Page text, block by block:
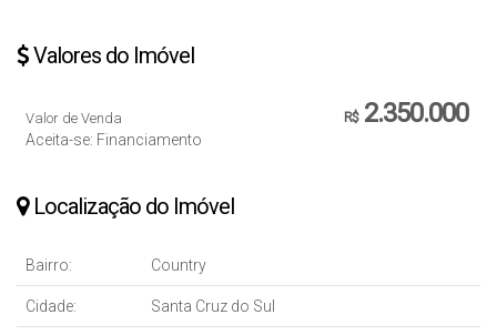
Valores do Imóvel
R$2.350.000
Valor de Venda
Aceita-se: Financiamento
Localização do Imóvel
Bairro: Country
Cidade: Santa Cruz do Sul